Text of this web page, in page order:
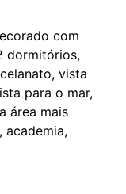
com
dormitórios,
vista
para o mar,
área mais
academia,